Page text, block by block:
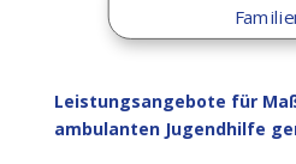
Leistungsangebote für
ambulanten Jugendhilfe